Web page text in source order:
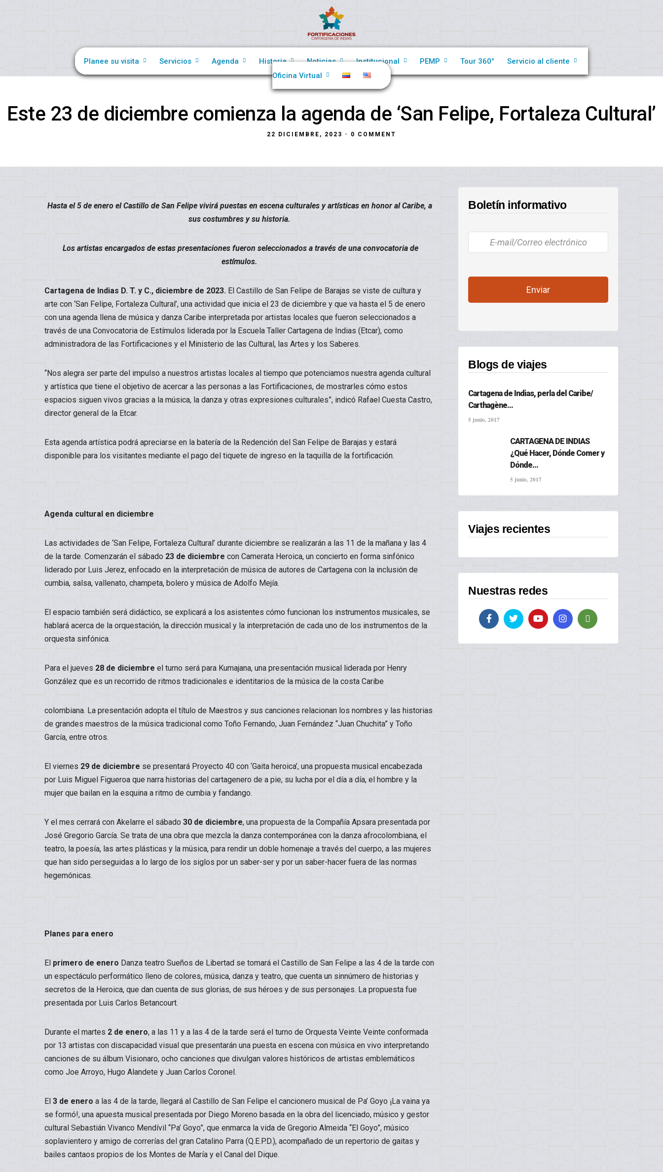
Planee su visita Servicios Agenda Historia Noticias Institucional PEMP Tour 360°
Servicio al cliente
Oficina Virtual
Este 23 de diciembre comienza la agenda de ‘San Felipe, Fortaleza Cultural’
22 DICIEMBRE, 2023 • 0 COMMENT
Hasta el 5 de enero el Castillo de San Felipe vivirá puestas en escena culturales y artísticas en honor al Caribe, a
sus costumbres y su historia.
Los artistas encargados de estas presentaciones fueron seleccionados a través de una convocatoria de
estímulos.
Cartagena de Indias D. T. y C., diciembre de 2023. El Castillo de San Felipe de Barajas se viste de cultura y
arte con ‘San Felipe, Fortaleza Cultural’, una actividad que inicia el 23 de diciembre y que va hasta el 5 de enero
con una agenda llena de música y danza Caribe interpretada por artistas locales que fueron seleccionados a
través de una Convocatoria de Estímulos liderada por la Escuela Taller Cartagena de Indias (Etcar), como
administradora de las Fortificaciones y el Ministerio de las Cultural, las Artes y los Saberes.
“Nos alegra ser parte del impulso a nuestros artistas locales al tiempo que potenciamos nuestra agenda cultural
y artística que tiene el objetivo de acercar a las personas a las Fortificaciones, de mostrarles cómo estos
espacios siguen vivos gracias a la música, la danza y otras expresiones culturales”, indicó Rafael Cuesta Castro,
director general de la Etcar.
Esta agenda artística podrá apreciarse en la batería de la Redención del San Felipe de Barajas y estará
disponible para los visitantes mediante el pago del tiquete de ingreso en la taquilla de la fortificación.
Agenda cultural en diciembre
Las actividades de ‘San Felipe, Fortaleza Cultural’ durante diciembre se realizarán a las 11 de la mañana y las 4
de la tarde. Comenzarán el sábado 23 de diciembre con Camerata Heroica, un concierto en forma sinfónico
liderado por Luis Jerez, enfocado en la interpretación de música de autores de Cartagena con la inclusión de
cumbia, salsa, vallenato, champeta, bolero y música de Adolfo Mejía.
El espacio también será didáctico, se explicará a los asistentes cómo funcionan los instrumentos musicales, se
hablará acerca de la orquestación, la dirección musical y la interpretación de cada uno de los instrumentos de la
orquesta sinfónica.
Para el jueves 28 de diciembre el turno será para Kumajana, una presentación musical liderada por Henry
González que es un recorrido de ritmos tradicionales e identitarios de la música de la costa Caribe
colombiana. La presentación adopta el título de Maestros y sus canciones relacionan los nombres y las historias
de grandes maestros de la música tradicional como Toño Fernando, Juan Fernández “Juan Chuchita” y Toño
García, entre otros.
El viernes 29 de diciembre se presentará Proyecto 40 con ‘Gaita heroica’, una propuesta musical encabezada
por Luis Miguel Figueroa que narra historias del cartagenero de a pie, su lucha por el día a día, el hombre y la
mujer que bailan en la esquina a ritmo de cumbia y fandango.
Y el mes cerrará con Akelarre el sábado 30 de diciembre, una propuesta de la Compañía Apsara presentada por
José Gregorio García. Se trata de una obra que mezcla la danza contemporánea con la danza afrocolombiana, el
teatro, la poesía, las artes plásticas y la música, para rendir un doble homenaje a través del cuerpo, a las mujeres
que han sido perseguidas a lo largo de los siglos por un saber-ser y por un saber-hacer fuera de las normas
hegemónicas.
Planes para enero
El primero de enero Danza teatro Sueños de Libertad se tomará el Castillo de San Felipe a las 4 de la tarde con
un espectáculo performático lleno de colores, música, danza y teatro, que cuenta un sinnúmero de historias y
secretos de la Heroica, que dan cuenta de sus glorias, de sus héroes y de sus personajes. La propuesta fue
presentada por Luis Carlos Betancourt.
Durante el martes 2 de enero, a las 11 y a las 4 de la tarde será el turno de Orquesta Veinte Veinte conformada
por 13 artistas con discapacidad visual que presentarán una puesta en escena con música en vivo interpretando
canciones de su álbum Visionaro, ocho canciones que divulgan valores históricos de artistas emblemáticos
como Joe Arroyo, Hugo Alandete y Juan Carlos Coronel.
El 3 de enero a las 4 de la tarde, llegará al Castillo de San Felipe el cancionero musical de Pa’ Goyo ¡La vaina ya
se formó!, una apuesta musical presentada por Diego Moreno basada en la obra del licenciado, músico y gestor
cultural Sebastián Vivanco Mendívil “Pa’ Goyo”, que enmarca la vida de Gregorio Almeida “El Goyo”, músico
soplavientero y amigo de correrías del gran Catalino Parra (Q.E.P.D.), acompañado de un repertorio de gaitas y
bailes cantaos propios de los Montes de María y el Canal del Dique.
Boletín informativo
Blogs de viajes
Cartagena de Indias, perla del Caribe/
Carthagène...
5 junio, 2017
CARTAGENA DE INDIAS
¿Qué Hacer, Dónde Comer y
Dónde...
5 junio, 2017
Viajes recientes
Nuestras redes